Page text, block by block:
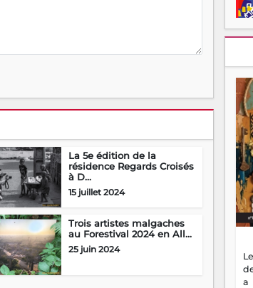
La 5e édition de la
résidence Regards Croisés
à D...
15 juillet 2024
Trois artistes malgaches
au Forestival 2024 en All...
25 juin 2024
a